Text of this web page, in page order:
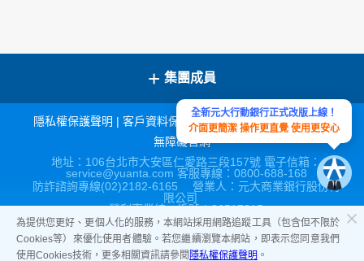
為提供您更好、更個人化的服務，本網站採用網路追蹤工具（包含但不限於
Cookies等）來優化使用者體驗。若您繼續瀏覽本網站，即表示您同意我們
使用Cookies技術，更多相關資訊請參閱 隱私權保護聲明 。
+ 集團成員
隱私權保護聲明 | 客戶資料保密措施|宣導連結|網站導覽|
無障礙官網
地址：106台北市大安區仁愛路三段157號 電子信箱：
service@yuanta.com 客服專線：0800-688-168
防詐諮詢專線(02)2182-6165 營業人：元大商業銀行股份有
限公司
營利事業統一編號：86517315
全新元大行動銀行正式改版上線！
介面更簡潔 操作更直覺 使用更安心